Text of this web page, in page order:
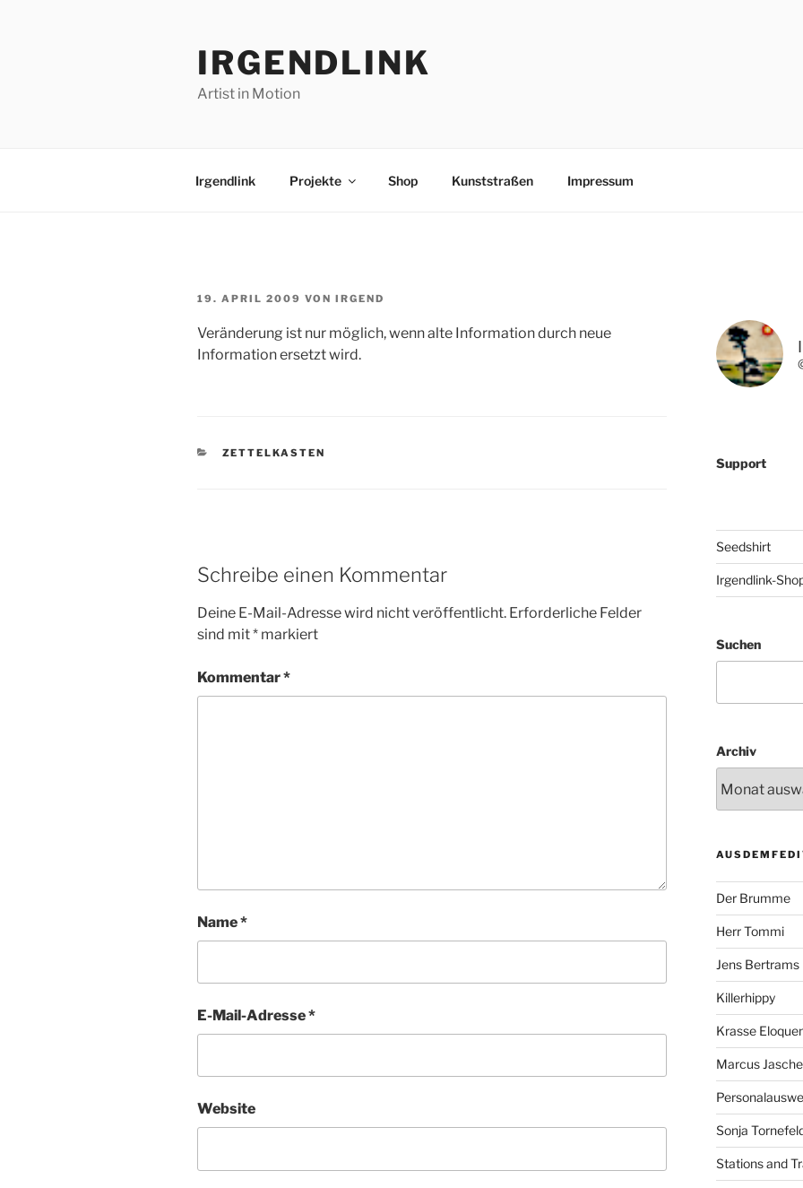
IRGENDLINK
Artist in Motion
Irgendlink Projekte Shop Kunststraßen Impressum
VERÖFFENTLICHT
19. APRIL 2009 VON IRGEND
Veränderung ist nur möglich, wenn alte Information durch neue
Information ersetzt wird.
KATEGORIEN
ZETTELKASTEN
Schreibe einen Kommentar
Deine E-Mail-Adresse wird nicht veröffentlicht. Erforderliche Felder
sind mit* markiert
Kommentar*
Name*
E-Mail-Adresse*
Website
Support
Seedshirt
Irgendlink-
Suchen
Archiv
Der Brumme
Herr Tommi
Jens Bertrams
Killerhippy
Krasse
Marcus
Sonja
Stations and